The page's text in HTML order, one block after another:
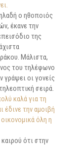
ο ηθοποιός
έκανε την
της
Μάλιστα,
του τηλέφωνο
οι γονείς
σειρά.
καλά για τη
έδινε την αμοιβή
όλη η
ότι στην